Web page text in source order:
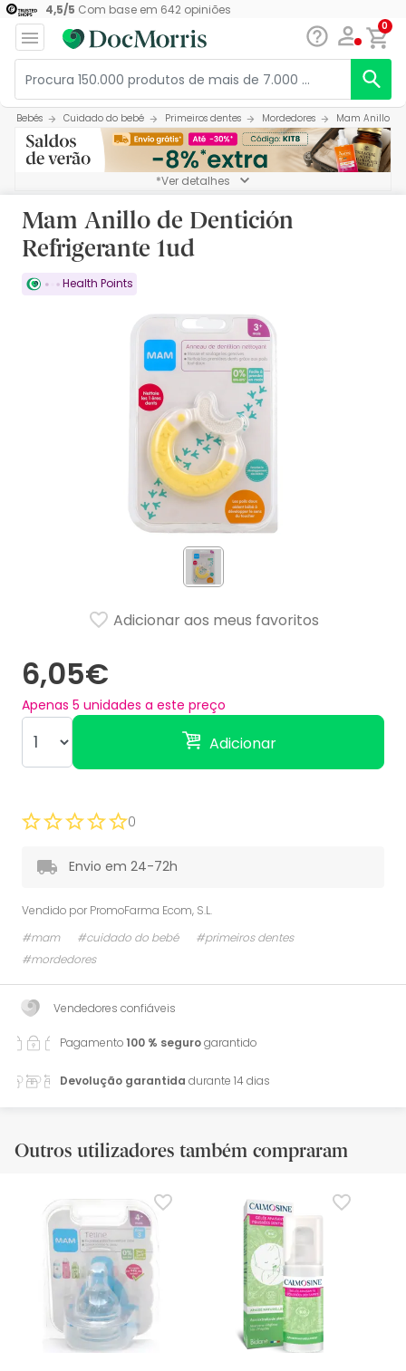
4,5/5 Com base em 642opiniões
0
Bebés Cuidado do bebé Primeiros dentes Mordedores Mam Anillo
*Ver detalhes
Mam Anillo de Dentición
Refrigerante 1ud
Health Points
6,05€
Apenas 5 unidades a este preço
Adicionar
Adicionar aos meus favoritos
0
Envio em 24-72h
Vendido por PromoFarma Ecom, S.L.
#mam
#cuidado do bebé
#primeiros dentes
#mordedores
Vendedores confiáveis
Pagamento100 % segurogarantido
Devolução garantida durante 14 dias
Outros utilizadores também compraram